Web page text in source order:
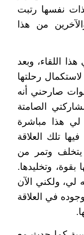
نفسها رتبت
من هذا
اللقاء، وبعد
لاستكمال رحلتها
صارحني أنه
الصامتة
لي هذا مباشرة
تلك العلاقة
يتخلف وتمر من
بقوة، وتخليدها.
ولكني الآن
في العلاقة
.